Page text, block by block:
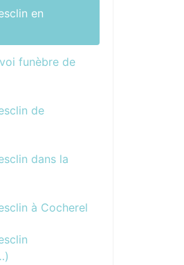
en
funèbre de
de
dans la
à Cocherel